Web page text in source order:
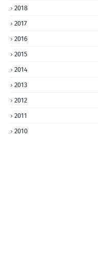
2018
2017
2016
2015
2014
2013
2012
2011
2010